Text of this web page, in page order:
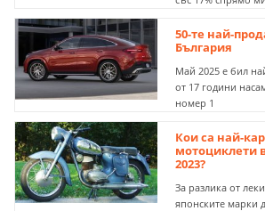
50-те най-
България
Май 2025 е бил
от 17 години
номер 1
Кои са най-
мотоциклети
2023?
За разлика от
японските марки